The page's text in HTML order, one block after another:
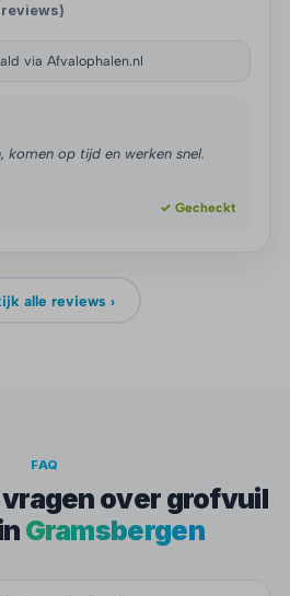
reviews)
via Afvalophalen.nl
komen op tijd en werken snel.
✓ Gecheckt
alle reviews ›
FAQ
over grofvuil
Gramsbergen